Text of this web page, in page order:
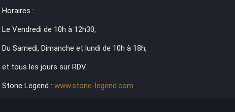
Horaires :
Le Vendredi de 10h à 12h30,
Du Samedi, Dimanche et lundi de 10h à 18h,
et tous les jours sur RDV.
Stone Legend : www.stone-legend.com